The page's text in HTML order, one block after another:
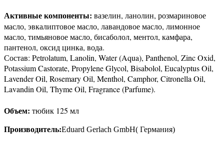
Активные компоненты: вазелин, ланолин, розмариновое
масло, эвкалиптовое масло, лавандовое масло, лимонное
масло, тимьяновое масло, бисаболол, ментол, камфара,
пантенол, оксид цинка, вода.
Состав: Petrolatum, Lanolin, Water (Aqua), Panthenol, Zinc Oxid,
Potassium Castorate, Propylene Glycol, Bisabolol, Eucalyptus Oil,
Lavender Oil, Rosemary Oil, Menthol, Camphor, Citronella Oil,
Lavandin Oil, Thyme Oil, Fragrance (Parfume).
Объем: тюбик 125 мл
Производитель:Eduard Gerlach GmbH( Германия)